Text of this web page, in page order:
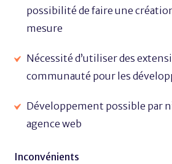
possibilité de faire une
mesure
Nécessité d’utiliser des
communauté pour les
Développement possible par
agence web
Inconvénients